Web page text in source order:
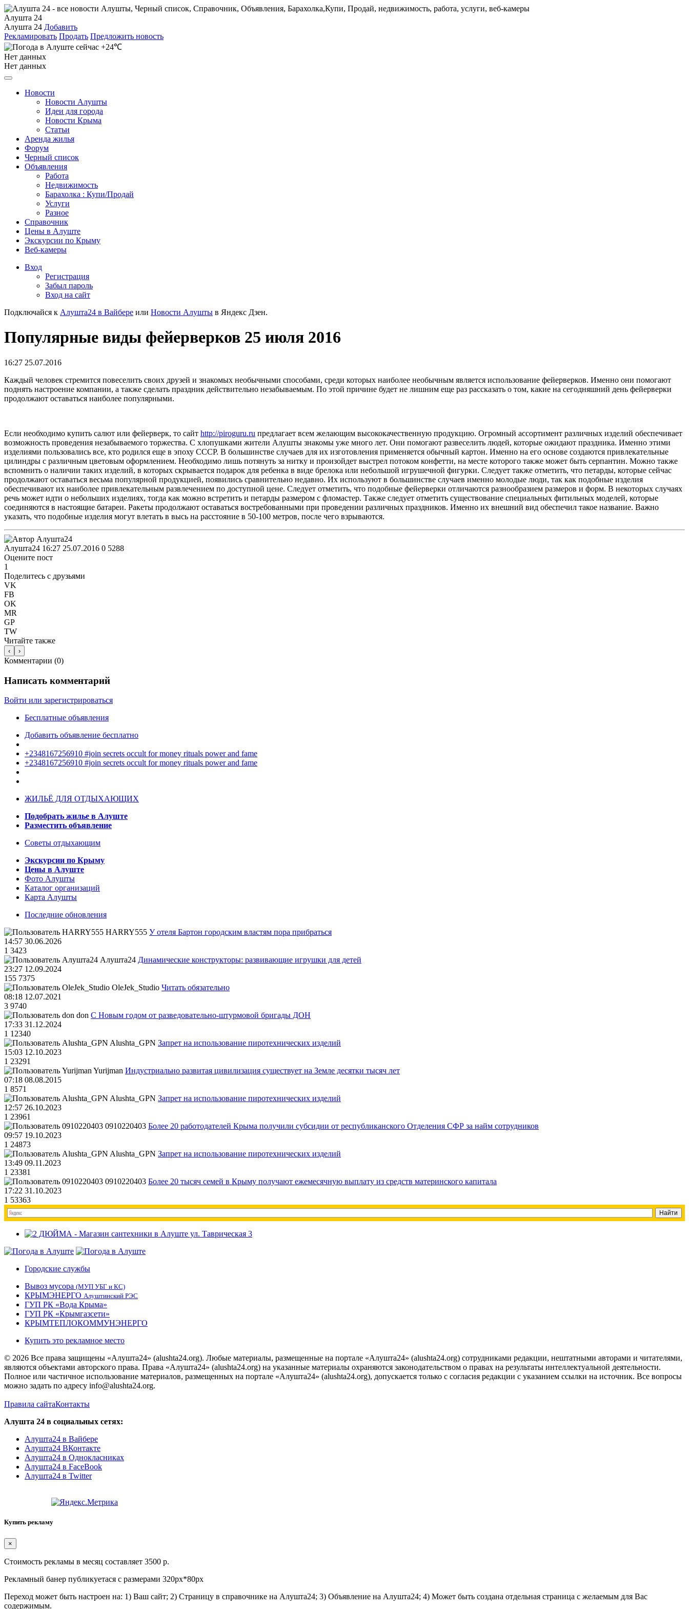
Алушта 24
Алушта 24 Добавить
Рекламировать Продать Предложить новость
+24℃
Нет данных
Нет данных
Новости
Новости Алушты
Идеи для города
Новости Крыма
Статьи
Аренда жилья
Форум
Черный список
Объявления
Работа
Недвижимость
Барахолка : Купи/Продай
Услуги
Разное
Справочник
Цены в Алуште
Экскурсии по Крыму
Веб-камеры
Вход
Регистрация
Забыл пароль
Вход на сайт
Подключайся к Алушта24 в Вайбере или Новости Алушты в Яндекс Дзен.
Популярные виды фейерверков 25 июля 2016
16:27 25.07.2016
Каждый человек стремится повеселить своих друзей и знакомых необычными способами, среди которых наиболее необычным является использование фейерверков. Именно они помогают
поднять настроение компании, а также сделать праздник действительно незабываемым. По этой причине будет не лишним еще раз рассказать о том, какие на сегодняшний день фейерверки
продолжают оставаться наиболее популярными.
Если необходимо купить салют или фейерверк, то сайт http://piroguru.ru предлагает всем желающим высококачественную продукцию. Огромный ассортимент различных изделий обеспечивает
возможность проведения незабываемого торжества. С хлопушками жители Алушты знакомы уже много лет. Они помогают развеселить людей, которые ожидают праздника. Именно этими
изделиями пользовались все, кто родился еще в эпоху СССР. В большинстве случаев для их изготовления применяется обычный картон. Именно на его основе создаются привлекательные
цилиндры с различным цветовым оформлением. Необходимо лишь потянуть за нитку и произойдет выстрел потоком конфетти, на месте которого также может быть серпантин. Можно также
вспомнить о наличии таких изделий, в которых скрывается подарок для ребенка в виде брелока или небольшой игрушечной фигурки. Следует также отметить, что петарды, которые сейчас
продолжают оставаться весьма популярной продукцией, появились сравнительно недавно. Их используют в большинстве случаев именно молодые люди, так как подобные изделия
обеспечивают их наиболее привлекательным развлечением по доступной цене. Следует отметить, что подобные фейерверки отличаются разнообразием размеров и форм. В некоторых случаях
речь может идти о небольших изделиях, тогда как можно встретить и петарды размером с фломастер. Также следует отметить существование специальных фитильных моделей, которые
соединяются в настоящие батареи. Ракеты продолжают оставаться востребованными при проведении различных праздников. Именно их внешний вид обеспечил такое название. Важно
указать, что подобные изделия могут влетать в высь на расстояние в 50-100 метров, после чего взрываются.
Алушта24 16:27 25.07.2016 0 5288
Оцените пост
1
Поделитесь с друзьями
VK
FB
OK
MR
GP
TW
Читайте также
‹ ›
Комментарии (0)
Написать комментарий
Войти или зарегистрироваться
Бесплатные объявления
Добавить объявление бесплатно
+2348167256910 #join secrets occult for money rituals power and fame
+2348167256910 #join secrets occult for money rituals power and fame
ЖИЛЬЁ ДЛЯ ОТДЫХАЮЩИХ
Подобрать жилье в Алуште
Разместить объявление
Советы отдыхающим
Экскурсии по Крыму
Цены в Алуште
Фото Алушты
Каталог организаций
Карта Алушты
Последние обновления
HARRY555 У отеля Бартон городским властям пора прибраться
14:57 30.06.2026
1 3423
Алушта24 Динамические конструкторы: развивающие игрушки для детей
23:27 12.09.2024
155 7375
OleJek_Studio Читать обязательно
08:18 12.07.2021
3 9740
don С Новым годом от разведовательно-штурмовой бригады ДОН
17:33 31.12.2024
1 12340
Alushta_GPN Запрет на использование пиротехнических изделий
15:03 12.10.2023
1 23291
Yurijman Индустриально развитая цивилизация существует на Земле десятки тысяч лет
07:18 08.08.2015
1 8571
Alushta_GPN Запрет на использование пиротехнических изделий
12:57 26.10.2023
1 23961
0910220403 Более 20 работодателей Крыма получили субсидии от республиканского Отделения СФР за найм сотрудников
09:57 19.10.2023
1 24873
Alushta_GPN Запрет на использование пиротехнических изделий
13:49 09.11.2023
1 23381
0910220403 Более 20 тысяч семей в Крыму получают ежемесячную выплату из средств материнского капитала
17:22 31.10.2023
1 53363
Городские службы
Вывоз мусора (МУП УБГ и КС)
КРЫМЭНЕРГО Алуштинский РЭС
ГУП РК «Вода Крыма»
ГУП РК «Крымгазсети»
КРЫМТЕПЛОКОММУНЭНЕРГО
Купить это рекламное место
© 2026 Все права защищены «Алушта24» (alushta24.org). Любые материалы, размещенные на портале «Алушта24» (alushta24.org) сотрудниками редакции, нештатными авторами и читателями,
являются объектами авторского права. Права «Алушта24» (alushta24.org) на указанные материалы охраняются законодательством о правах на результаты интеллектуальной деятельности.
Полное или частичное использование материалов, размещенных на портале «Алушта24» (alushta24.org), допускается только с согласия редакции с указанием ссылки на источник. Все вопросы
можно задать по адресу info@alushta24.org.
Правила сайтаКонтакты
Алушта 24 в социальных сетях:
Алушта24 в Вайбере
Алушта24 ВКонтакте
Алушта24 в Однокласниках
Алушта24 в FaceBook
Алушта24 в Twitter
Купить рекламу
×
Стоимость рекламы в месяц составляет 3500 р.
Рекламный банер публикуетася с размерами 320px*80px
Переход может быть настроен на: 1) Ваш сайт; 2) Страницу в справочнике на Алушта24; 3) Объявление на Алушта24; 4) Может быть создана отдельная страница с желаемым для Вас
содержимым.